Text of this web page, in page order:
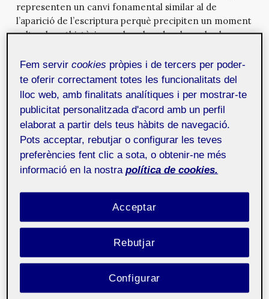
representen un canvi fonamental similar al de
l’aparició de l’escriptura perquè precipiten un moment
cultural posthistòric en el qual es desplaça el rol
exclusiva, però que ara ha de negociar amb la imatge
tècnica. No obstant això, existeixen dos aspectes que
s’escapen de la inspiradora anàlisi de Flusser i que val
la pena explorar per proposar respostes a les
preguntes plantejades. Un dels camins per endinsar-
se en la dicotomia escriptura-imatge és anar a les
genealogies tant de l’escriptura com de les imatges
tècniques. Des del meu punt de vista, és necessari
incorporar les seves transformacions recents en
D’una banda, és necessari estudiar el significat de
l’aparició en diferents llocs del món, fa uns 6.000 anys,
de les diverses formes d’escriptura i de l’evolució de
l’escriptura alfabètica com a suport i transmissor del
llenguatge natural en la cultura occidental. D’altra
banda, visitar el sentit de l’aparició de la fotografia,
Fem servircookies pròpies i de tercers per poder-
te oferir correctament totes les funcionalitats del
lloc web, amb finalitats analítiques i per mostrar-te
publicitat personalitzada d'acord amb un perfil
elaborat a partir dels teus hàbits de navegació.
Pots acceptar, rebutjar o configurar les teves
preferències fent clic a sota, o obtenir-ne més
informació en la nostra política de cookies.
Rebutjar
Acceptar
Configurar